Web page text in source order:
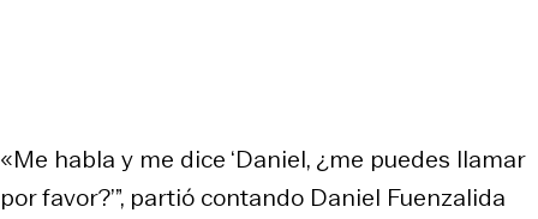
«Me habla y me dice ‘Daniel, ¿me puedes llamar
por favor?’”, partió contando Daniel Fuenzalida